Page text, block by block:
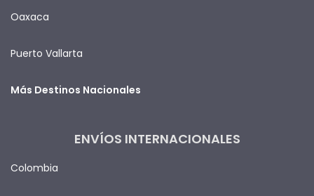
Oaxaca
Puerto Vallarta
Más Destinos Nacionales
ENVÍOS INTERNACIONALES
Colombia